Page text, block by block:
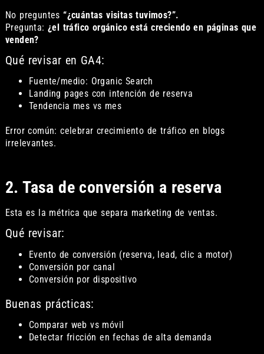
No preguntes “¿cuántas visitas tuvimos?”.
Pregunta: ¿el tráfico orgánico está creciendo en páginas que
venden?
Qué revisar en GA4:
Fuente/medio: Organic Search
Landing pages con intención de reserva
Tendencia mes vs mes
Error común: celebrar crecimiento de tráfico en blogs
irrelevantes.
2. Tasa de conversión a reserva
Esta es la métrica que separa marketing de ventas.
Qué revisar:
Evento de conversión (reserva, lead, clic a motor)
Conversión por canal
Conversión por dispositivo
Buenas prácticas:
Comparar web vs móvil
Detectar fricción en fechas de alta demanda